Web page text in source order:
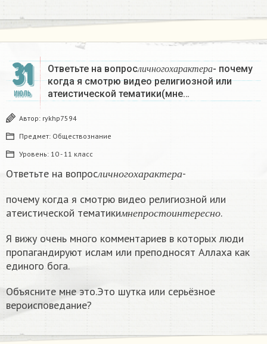
31
ИЮЛЬ
Ответьте на вопросл и ч н о го ха р а кт е р а
л ично гохарактера
- почему
когда я смотрю видео религиозной или
атеистической тематики(мне…
Автор: rykhp7594
Предмет: Обществознание
Уровень: 10 - 11 класс
Ответьте на вопросл и ч н о г оха р а кт е р а -
почему когда я смотрю видео религиозной или
атеистической тематикимн е п р о с т о и н т е р е с н о
мнеп ростоинте рес
.
Я вижу очень много комментариев в которых люди
пропагандируют ислам или преподносят Аллаха как
единого бога.
Объясните мне это.Это шутка или серьёзное
вероисповедание?